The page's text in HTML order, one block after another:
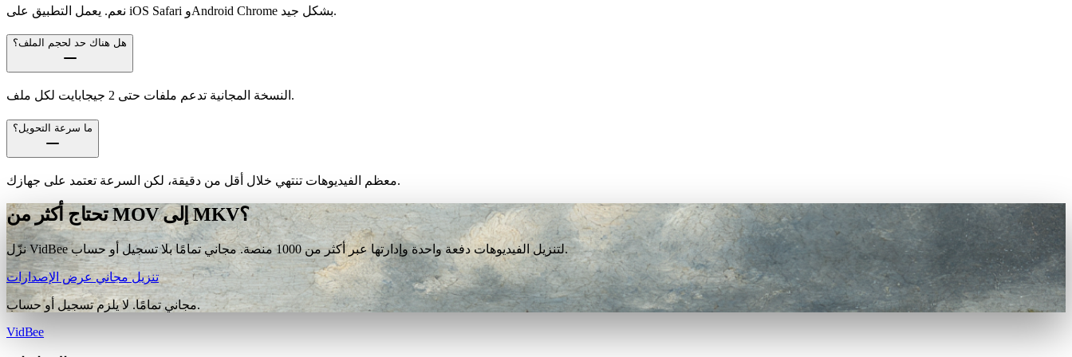
نعم. يعمل التطبيق على iOS Safari وAndroid Chrome بشكل جيد.
هل هناك حد لحجم الملف؟
النسخة المجانية تدعم ملفات حتى 2 جيجابايت لكل ملف.
ما سرعة التحويل؟
معظم الفيديوهات تنتهي خلال أقل من دقيقة، لكن السرعة تعتمد على جهازك.
تحتاج أكثر من MOV إلى MKV؟
نزّل VidBee لتنزيل الفيديوهات دفعة واحدة وإدارتها عبر أكثر من 1000 منصة. مجاني تمامًا بلا تسجيل أو حساب.
تنزيل مجانيعرض الإصدارات
مجاني تمامًا. لا يلزم تسجيل أو حساب.
VidBee